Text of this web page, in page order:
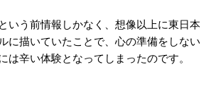
いう前情報しかなく、想像以上に東日本
に描いていたことで、心の準備をしない
は辛い体験となってしまったのです。